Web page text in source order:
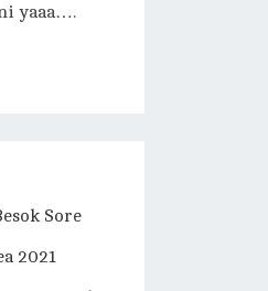
yaaa….
Sore
2021